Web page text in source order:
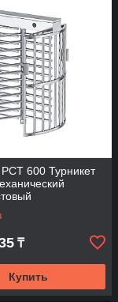
РСТ 600 Турникет
₸
Купить